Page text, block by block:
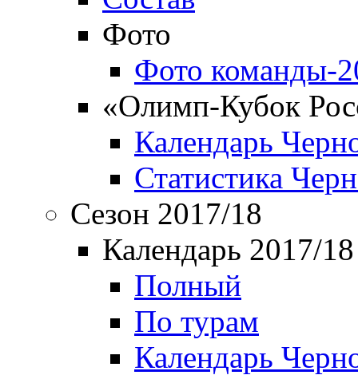
Фото
Фото команды-
«Олимп-Кубок
Календарь
Статистика
Сезон 2017/18
Календарь 2017/18
Полный
По турам
Календарь